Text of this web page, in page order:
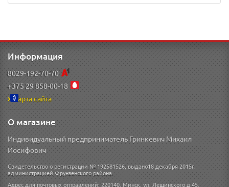
Информация
8029-192-70-70
+375 29 858-00-18
Карта сайта
О магазине
Индивидуальный предприниматель Гринкевич Михаил
Иосифович
Свидетельство о регистрации № 192581526, выдано18 декабря 2015г.
администрацией Фрунзенского района.
Адрес для почтовых отправлений: 220140, Минск, ул. Лещинского д 45.